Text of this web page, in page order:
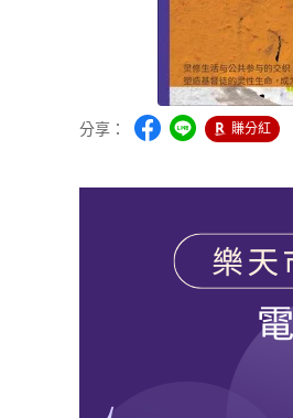
分享： 賺分紅